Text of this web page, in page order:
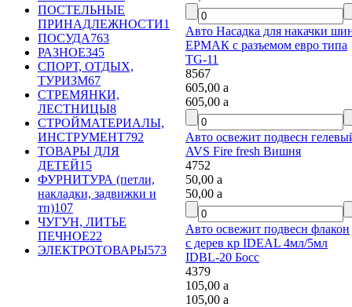
ПОСТЕЛЬНЫЕ
ПРИНАДЛЕЖНОСТИ1
ПОСУДА763
РАЗНОЕ345
СПОРТ, ОТДЫХ,
ТУРИЗМ67
СТРЕМЯНКИ,
ЛЕСТНИЦЫ8
СТРОЙМАТЕРИАЛЫ,
ИНСТРУМЕНТ792
ТОВАРЫ ДЛЯ
ДЕТЕЙ15
ФУРНИТУРА (петли,
накладки, задвижки и
тп)107
ЧУГУН, ЛИТЬЕ
ПЕЧНОЕ22
ЭЛЕКТРОТОВАРЫ573
Авто Насадка для накачки шин
ЕРМАК с разъемом евро типа
TG-11
8567
605,00a
605,00a
Авто освежит подвесн гелевый
AVS Fire fresh Вишня
4752
50,00a
50,00a
Авто освежит подвесн флакон
с дерев кр IDEAL 4мл/5мл
IDBL-20 Босс
4379
105,00a
105,00a